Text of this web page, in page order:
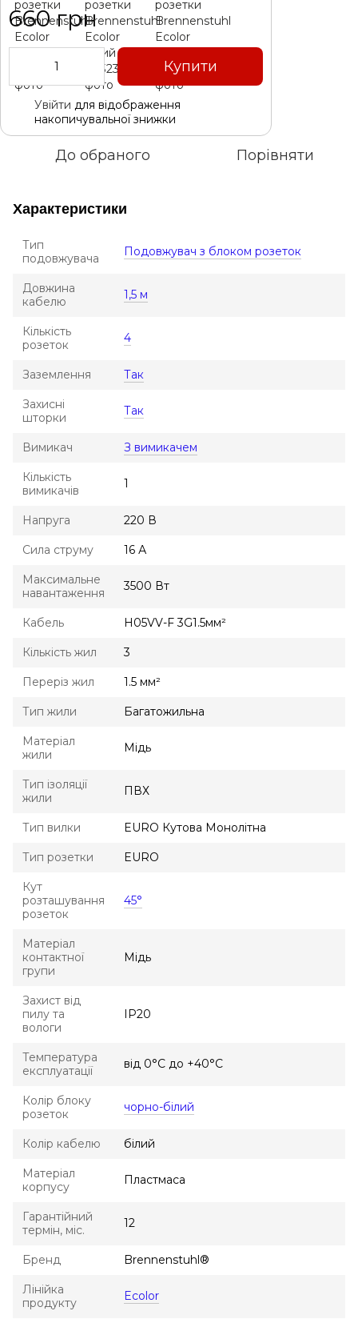
660 грн
Купити
Увійти для відображення
накопичувальної знижки
До обраного Порівняти
Характеристики
Тип
подовжувача
Подовжувач з блоком розеток
Довжина
кабелю
1,5 м
Кількість
розеток
4
Заземлення Так
Захисні
шторки
Так
Вимикач З вимикачем
Кількість
вимикачів
1
Напруга 220 В
Сила струму 16 А
Максимальне
навантаження
3500 Вт
Кабель H05VV-F 3G1.5мм²
Кількість жил 3
Переріз жил 1.5 мм²
Тип жили Багатожильна
Матеріал
жили
Мідь
Тип ізоляції
жили
ПВХ
Тип вилки EURO Кутова Монолітна
Тип розетки EURO
Кут
розташування
розеток
45°
Матеріал
контактної
групи
Мідь
Захист від
пилу та
вологи
IP20
Температура
експлуатації
від 0°С до +40°С
Колір блоку
розеток
чорно-білий
Колір кабелю білий
Матеріал
корпусу
Пластмаса
Гарантійний
термін, міс.
12
Бренд Brennenstuhl®
Лінійка
продукту
Ecolor